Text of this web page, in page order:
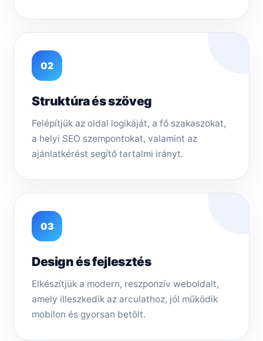
02
Struktúra és szöveg
Felépítjük az oldal logikáját, a fő szakaszokat,
a helyi SEO szempontokat, valamint az
ajánlatkérést segítő tartalmi irányt.
03
Design és fejlesztés
Elkészítjük a modern, reszponzív weboldalt,
amely illeszkedik az arculathoz, jól működik
mobilon és gyorsan betölt.